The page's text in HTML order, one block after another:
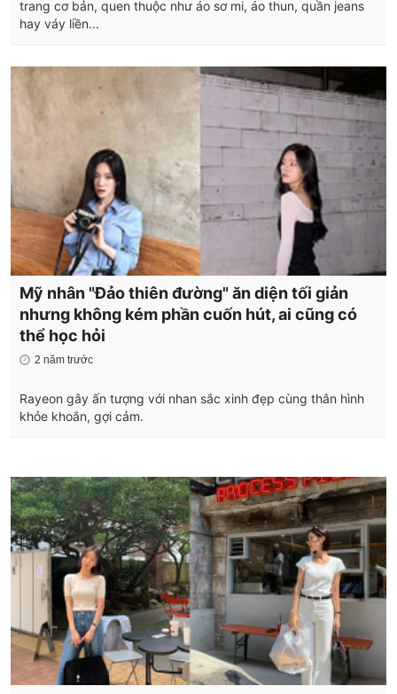
trang cơ bản, quen thuộc như áo sơ mi, áo thun, quần jeans
hay váy liền...
Mỹ nhân "Đảo thiên đường" ăn diện tối giản
nhưng không kém phần cuốn hút, ai cũng có
thể học hỏi
2 năm trước
Rayeon gây ấn tượng với nhan sắc xinh đẹp cùng thân hình
khỏe khoắn, gợi cảm.